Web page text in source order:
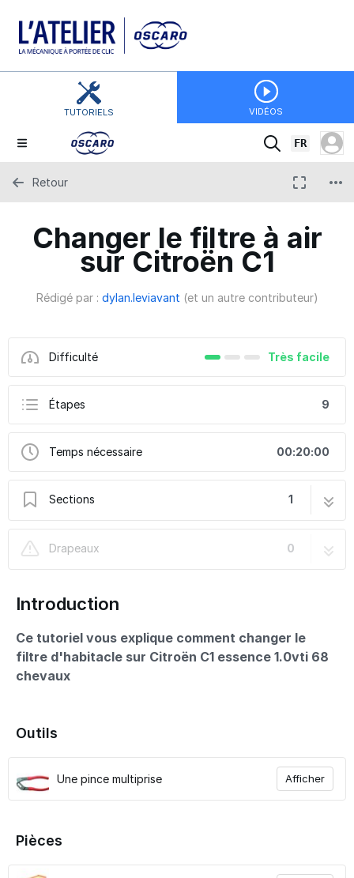
TUTORIELS VIDÉOS
FR
Changer le filtre à air
sur Citroën C1
Rédigé par : dylan.leviavant (et un autre contributeur)
Difficulté Très facile
Étapes 9
Temps nécessaire 00:20:00
Sections 1
Drapeaux
0
Retour
Introduction
Ce tutoriel vous explique comment changer le
filtre d'habitacle sur Citroën C1 essence 1.0vti 68
chevaux
Outils
Une pince multiprise Afficher
Pièces